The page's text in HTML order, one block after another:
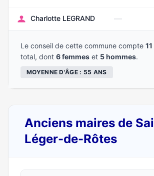
Charlotte LEGRAND —
Le conseil de cette commune compte 11
total, dont 6 femmes et 5 hommes.
MOYENNE D'ÂGE : 55 ANS
Anciens maires de
Léger-de-Rôtes